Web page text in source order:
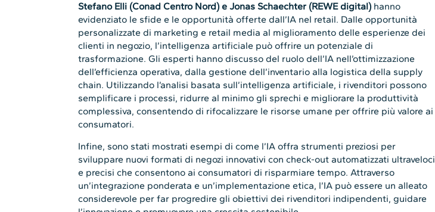
Stefano Elli (Conad Centro Nord) e Jonas Schaechter (REWE digital)hanno
evidenziato le sfide e le opportunità offerte dall’IA nel retail. Dalle opportunità
personalizzate di marketing e retail media al miglioramento delle esperienze dei
clienti in negozio, l’intelligenza artificiale può offrire un potenziale di
trasformazione. Gli esperti hanno discusso del ruolo dell’IA nell’ottimizzazione
dell’efficienza operativa, dalla gestione dell’inventario alla logistica della supply
chain. Utilizzando l’analisi basata sull’intelligenza artificiale, i rivenditori possono
semplificare i processi, ridurre al minimo gli sprechi e migliorare la produttività
complessiva, consentendo di rifocalizzare le risorse umane per offrire più valore ai
consumatori.
Infine, sono stati mostrati esempi di come l’IA offra strumenti preziosi per
sviluppare nuovi formati di negozi innovativi con check-out automatizzati ultraveloci
e precisi che consentono ai consumatori di risparmiare tempo. Attraverso
un’integrazione ponderata e un’implementazione etica, l’IA può essere un alleato
considerevole per far progredire gli obiettivi dei rivenditori indipendenti, guidare